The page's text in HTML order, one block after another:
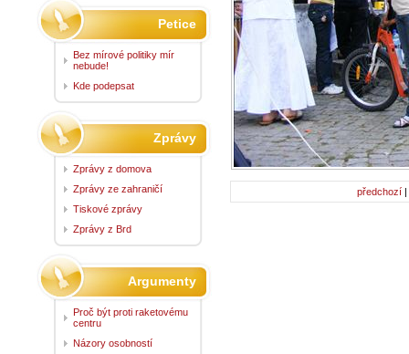
předchozí |
Petice
Bez mírové politiky mír
nebude!
Kde podepsat
Zprávy
Zprávy z domova
Zprávy ze zahraničí
Tiskové zprávy
Zprávy z Brd
Argumenty
Proč být proti raketovému
centru
Názory osobností